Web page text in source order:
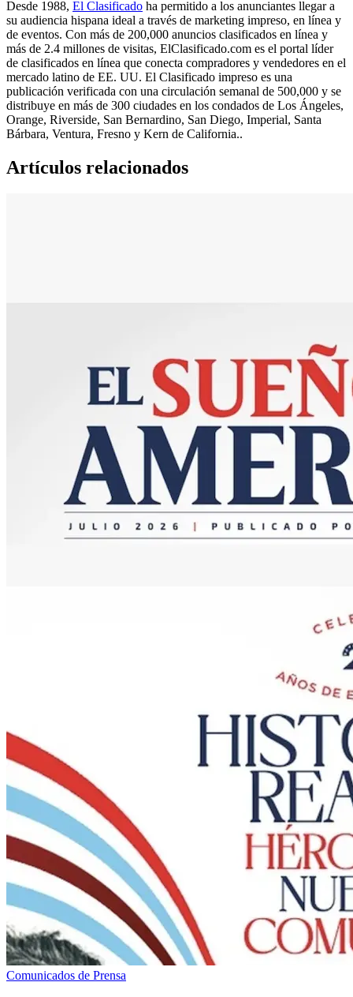
Desde 1988, El Clasificado ha permitido a los anunciantes llegar a
su audiencia hispana ideal a través de marketing impreso, en línea y
de eventos. Con más de 200,000 anuncios clasificados en línea y
más de 2.4 millones de visitas, ElClasificado.com es el portal líder
de clasificados en línea que conecta compradores y vendedores en el
mercado latino de EE. UU. El Clasificado impreso es una
publicación verificada con una circulación semanal de 500,000 y se
distribuye en más de 300 ciudades en los condados de Los Ángeles,
Orange, Riverside, San Bernardino, San Diego, Imperial, Santa
Bárbara, Ventura, Fresno y Kern de California..
Artículos relacionados
Comunicados de Prensa